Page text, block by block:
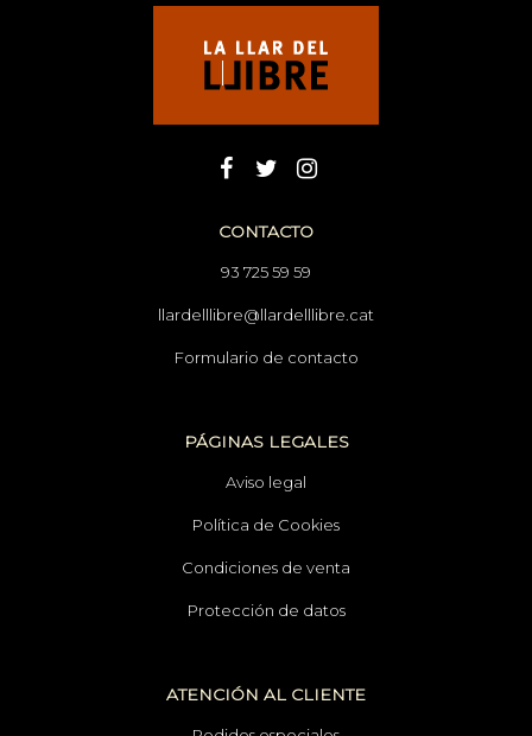
CONTACTO
93 725 59 59
llardelllibre@llardelllibre.cat
Formulario de contacto
PÁGINAS LEGALES
Aviso legal
Política de Cookies
Condiciones de venta
Protección de datos
ATENCIÓN AL CLIENTE